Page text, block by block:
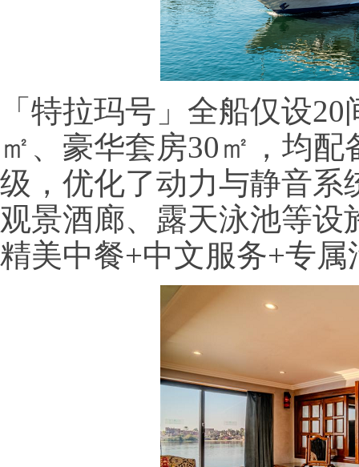
「特拉玛号」全船仅设
㎡、豪华套房30㎡，均
级，优化了动力与静音系
观景酒廊、露天泳池等设
精美中餐+中文服务+专